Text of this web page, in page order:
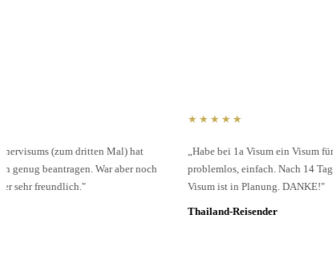
„Habe bei 1a Visum ein Visum für Thailand beantragt ohne viel Aufwand,
problemlos, einfach. Nach 14 Tagen erhalten. Einfach Super. Ein 90 Tage
Visum ist in Planung. DANKE!"